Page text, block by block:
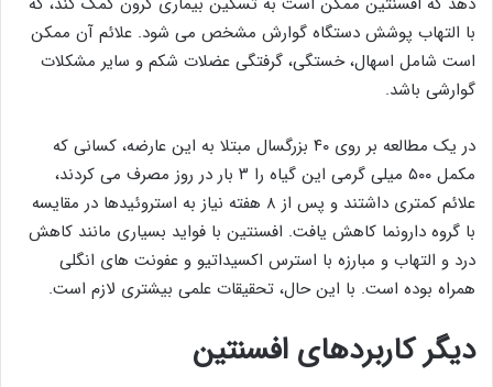
با التهاب پوشش دستگاه گوارش مشخص می شود. علائم آن ممکن
است شامل اسهال، خستگی، گرفتگی عضلات شکم و سایر مشکلات
گوارشی باشد.
در یک مطالعه بر روی ۴۰ بزرگسال مبتلا به این عارضه، کسانی که
مکمل ۵۰۰ میلی گرمی این گیاه را ۳ بار در روز مصرف می کردند،
علائم کمتری داشتند و پس از ۸ هفته نیاز به استروئیدها در مقایسه
با گروه دارونما کاهش یافت. افسنتین با فواید بسیاری مانند کاهش
درد و التهاب و مبارزه با استرس اکسیداتیو و عفونت های انگلی
همراه بوده است. با این حال، تحقیقات علمی بیشتری لازم است.
دیگر کاربردهای افسنتین